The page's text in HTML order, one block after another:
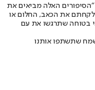
האלה מביאים את
לקחתם את הכאב, החלום או
בטוחה שתרגשו את עם
שתשתפו אותנו